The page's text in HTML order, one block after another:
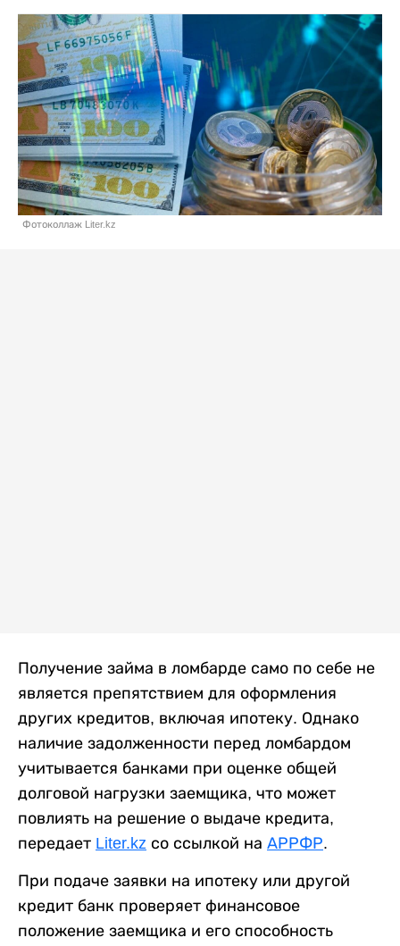
Фотоколлаж Liter.kz
Получение займа в ломбарде само по себе не
является препятствием для оформления
других кредитов, включая ипотеку. Однако
наличие задолженности перед ломбардом
учитывается банками при оценке общей
долговой нагрузки заемщика, что может
повлиять на решение о выдаче кредита,
передает Liter.kz со ссылкой на АРРФР.
При подаче заявки на ипотеку или другой
кредит банк проверяет финансовое
положение заемщика и его способность